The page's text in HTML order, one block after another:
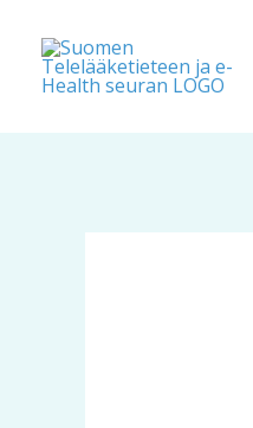
sisältöön